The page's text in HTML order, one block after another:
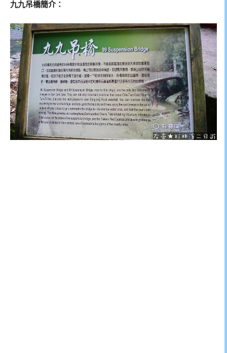
九九吊橋簡介：